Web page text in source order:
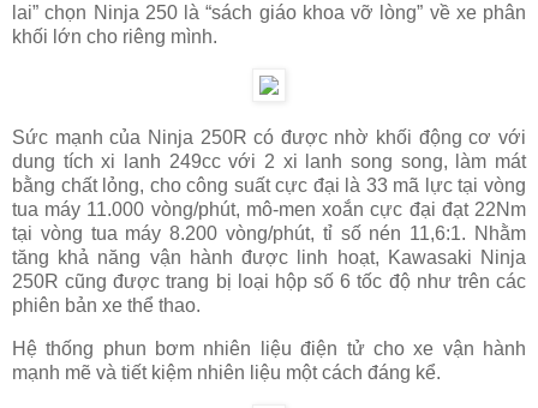
lai” chọn Ninja 250 là “sách giáo khoa vỡ lòng” về xe phân
khối lớn cho riêng mình.
Sức mạnh của Ninja 250R có được nhờ khối động cơ với
dung tích xi lanh 249cc với 2 xi lanh song song, làm mát
bằng chất lỏng, cho công suất cực đại là 33 mã lực tại vòng
tua máy 11.000 vòng/phút, mô-men xoắn cực đại đạt 22Nm
tại vòng tua máy 8.200 vòng/phút, tỉ số nén 11,6:1. Nhằm
tăng khả năng vận hành được linh hoạt, Kawasaki Ninja
250R cũng được trang bị loại hộp số 6 tốc độ như trên các
phiên bản xe thể thao.
Hệ thống phun bơm nhiên liệu điện tử cho xe vận hành
mạnh mẽ và tiết kiệm nhiên liệu một cách đáng kể.